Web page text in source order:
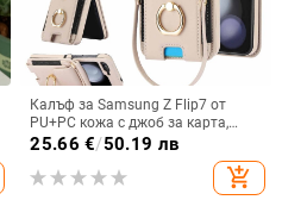
Калъф за Samsung Z Flip7 от
PU+PC кожа с джоб за карта,
пръстен за държане, еластичен
държач за карти и кръстосана
презрамка
25.66 €/50.19 лв
add_shopping_cart